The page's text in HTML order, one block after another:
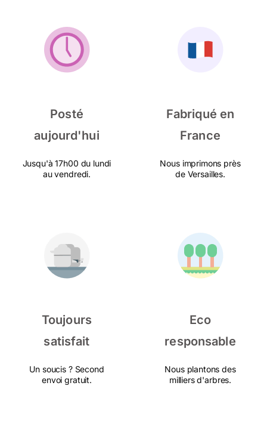
Posté
aujourd'hui
Jusqu'à 17h00 du lundi
au vendredi.
Fabriqué en
France
Nous imprimons près
de Versailles.
Toujours
satisfait
Un soucis ? Second
envoi gratuit.
Eco
responsable
Nous plantons des
milliers d'arbres.